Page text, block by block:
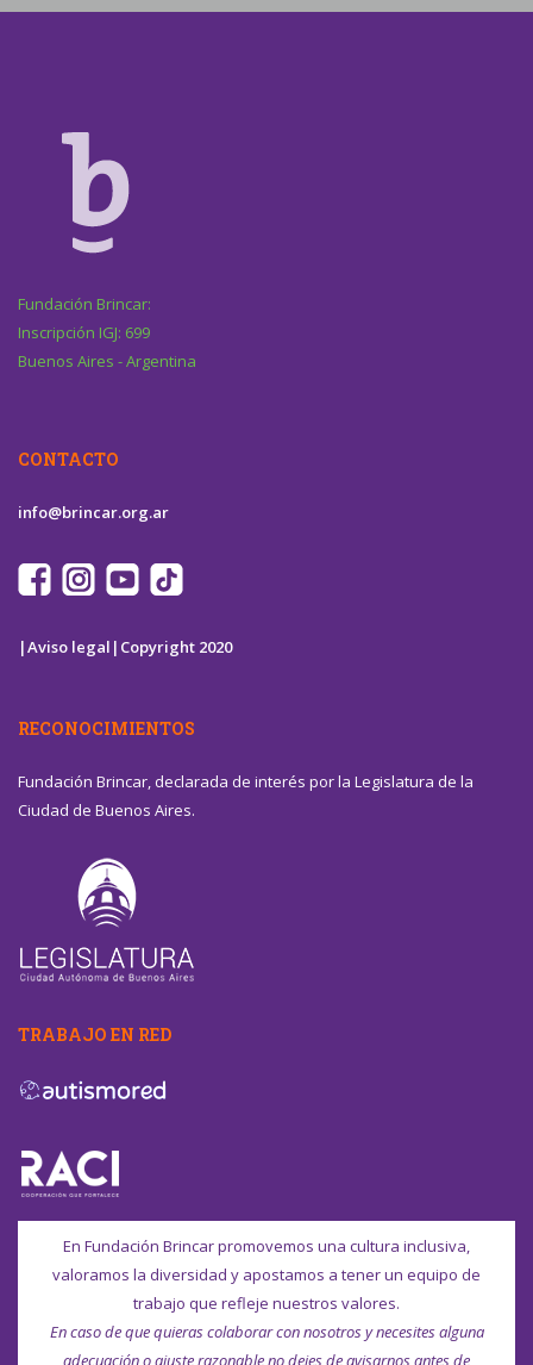
Fundación Brincar:
Inscripción IGJ: 699
Buenos Aires - Argentina
CONTACTO
info@brincar.org.ar
|Aviso legal| Copyright 2020
RECONOCIMIENTOS
Fundación Brincar, declarada de interés por la Legislatura de la
Ciudad de Buenos Aires.
TRABAJO EN RED
En Fundación Brincar promovemos una cultura inclusiva,
valoramos la diversidad y apostamos a tener un equipo de
trabajo que refleje nuestros valores.
En caso de que quieras colaborar con nosotros y necesites alguna
adecuación o ajuste razonable no dejes de avisarnos antes de